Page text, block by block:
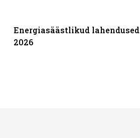
Energiasäästlikud lahendused
2026